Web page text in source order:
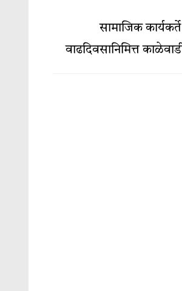
सामाजिक
वाढदिवसानिमित्त